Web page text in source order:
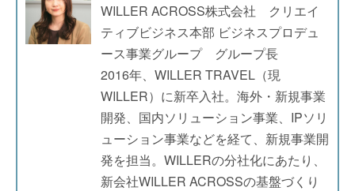
WILLER ACROSS株式会社 クリエイ
ティブビジネス本部 ビジネスプロデュ
ース事業グループ グループ長
2016年、WILLER TRAVEL（現
WILLER）に新卒入社。海外・新規事業
開発、国内ソリューション事業、IPソリ
ューション事業などを経て、新規事業開
発を担当。WILLERの分社化にあたり、
新会社WILLER ACROSSの基盤づくり